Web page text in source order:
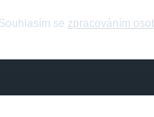
Souhlasím se zpracováním